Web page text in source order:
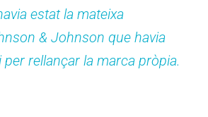
estat la mateixa
& Johnson que havia
rellançar la marca pròpia.